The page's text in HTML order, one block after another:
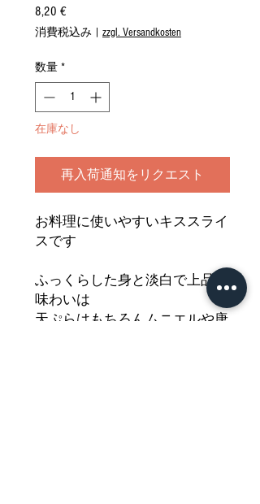
8,20 €価
格
消費税込み zzgl. Versandkosten
数量 *
在庫なし
再入荷通知をリクエスト
お料理に使いやすいキススライ
スです
ふっくらした身と淡白で上品な
味わいは
天ぷらはもちろんムニエルや唐